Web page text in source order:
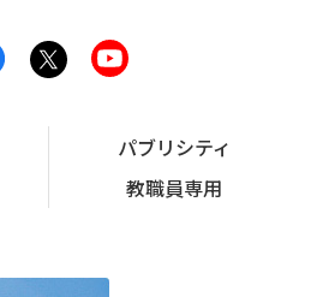
パブリシティ
教職員専用